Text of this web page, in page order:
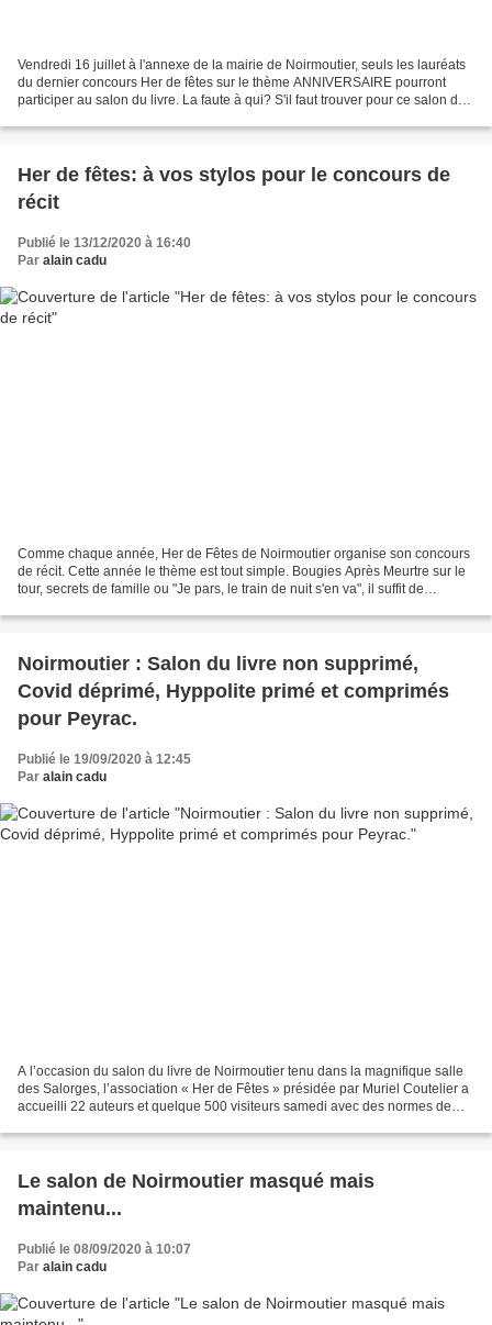
Vendredi 16 juillet à l'annexe de la mairie de Noirmoutier, seuls les lauréats
du dernier concours Her de fêtes sur le thème ANNIVERSAIRE pourront
participer au salon du livre. La faute à qui? S'il faut trouver pour ce salon du
Her de fêtes: à vos stylos pour le concours de
récit
Publié le 13/12/2020 à 16:40
Par alain cadu
Comme chaque année, Her de Fêtes de Noirmoutier organise son concours
de récit. Cette année le thème est tout simple. Bougies Après Meurtre sur le
tour, secrets de famille ou "Je pars, le train de nuit s'en va", il suffit de
Noirmoutier : Salon du livre non supprimé,
Covid déprimé, Hyppolite primé et comprimés
pour Peyrac.
Publié le 19/09/2020 à 12:45
Par alain cadu
A l’occasion du salon du livre de Noirmoutier tenu dans la magnifique salle
des Salorges, l’association « Her de Fêtes » présidée par Muriel Coutelier a
accueilli 22 auteurs et quelque 500 visiteurs samedi avec des normes de
Le salon de Noirmoutier masqué mais
maintenu...
Publié le 08/09/2020 à 10:07
Par alain cadu